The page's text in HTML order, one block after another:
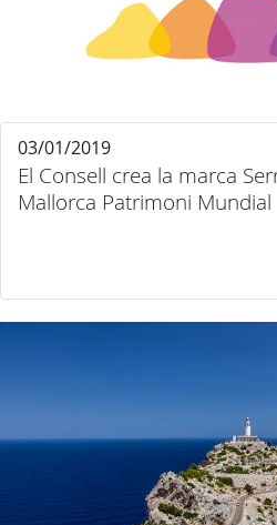
El Consell crea la marca
Mallorca Patrimoni Mundial
03/01/2019